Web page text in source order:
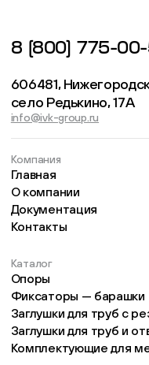
8 (800) 775-
606481,
село Редькино, 17А
info@ivk-group.ru
Компания
Главная
О компании
Документация
Контакты
Каталог
Опоры
Фиксаторы — барашки
Заглушки для труб с
Заглушки для труб и
Комплектующие для